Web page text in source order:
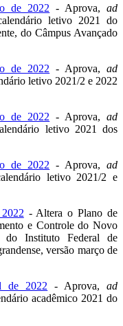
de 2022 - Aprova, ad
letivo 2021 do
do Câmpus Avançado
de 2022 - Aprova, ad
letivo 2021/2 e 2022
de 2022 - Aprova, ad
letivo 2021 dos
de 2022 - Aprova, ad
letivo 2021/2 e
- Altera o Plano de
e Controle do Novo
Instituto Federal de
versão março de
de 2022 - Aprova, ad
acadêmico 2021 do